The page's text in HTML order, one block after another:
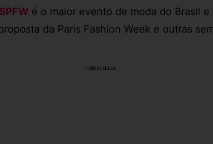
SPFW é o maior evento de moda do Brasil
da Paris Fashion Week e outras
Publicidade